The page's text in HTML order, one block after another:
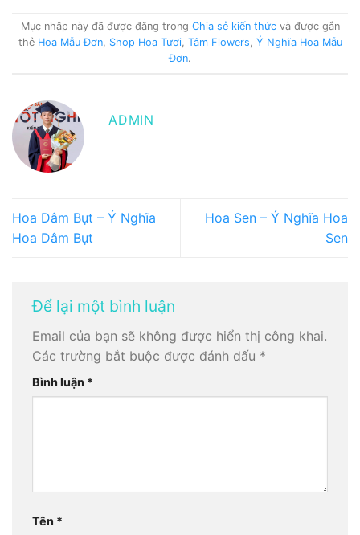
Mục nhập này đã được đăng trong Chia sẻ kiến thứcvà được gắn
thẻ Hoa Mẫu Đơn, Shop Hoa Tươi, Tâm Flowers, Ý Nghĩa Hoa Mẫu
Đơn.
ADMIN
Hoa Dâm Bụt – Ý Nghĩa
Hoa Dâm Bụt
Hoa Sen – Ý Nghĩa Hoa
Sen
Để lại một bình luận
Email của bạn sẽ không được hiển thị công khai.
Các trường bắt buộc được đánh dấu *
Bình luận *
Tên *